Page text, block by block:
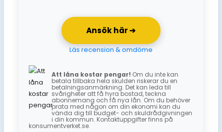
Ansök här ➔
Läs recension & omdöme
Att låna kostar pengar! Om du inte kan
betala tillbaka hela skulden riskerar du en
betalningsanmärkning. Det kan leda till
svårigheter att få hyra bostad, teckna
abonnemang och få nya lån. Om du behöver
prata med någon om din ekonomi kan du
vända dig till budget- och skuldrådgivningen
i din kommun. Kontaktuppgifter finns på
konsumentverket.se.